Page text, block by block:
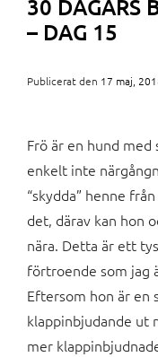
30 DAGARS
– DAG 15
Publicerat den 17 maj,
Frö är en hund
enkelt inte
“skydda” henne
det, därav kan hon
nära. Detta är ett
förtroende som jag
Eftersom hon är en
klappinbjudande ut
mer